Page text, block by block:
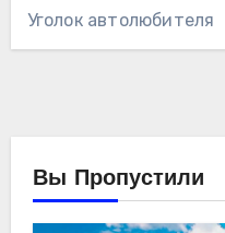
Уголок автолюбителя
Вы Пропустили